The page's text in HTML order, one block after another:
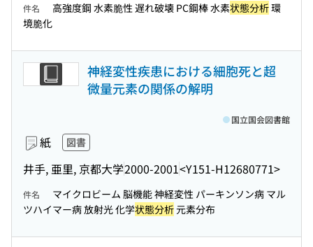
件名 高強度鋼 水素脆性 遅れ破壊 PC鋼棒 水素状態分析環
境脆化
神経変性疾患における細胞死と超
微量元素の関係の解明
紙 図書
井手, 亜里, 京都大学2000-2001<Y151-H12680771>
国立国会図書館
件名
マイクロビーム 脳機能 神経変性 パーキンソン病 マル
ツハイマー病 放射光 化学状態分析元素分布